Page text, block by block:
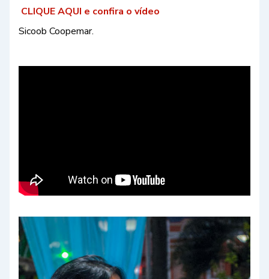
CLIQUE AQUI e confira o vídeo
Sicoob Coopemar.